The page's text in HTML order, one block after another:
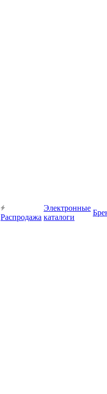
Распродажа
Электронные
каталоги